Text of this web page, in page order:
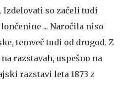
so začeli tudi
... Naročila niso
temveč tudi od drugod. Z
razstavah, uspešno na
razstavi leta 1873 z